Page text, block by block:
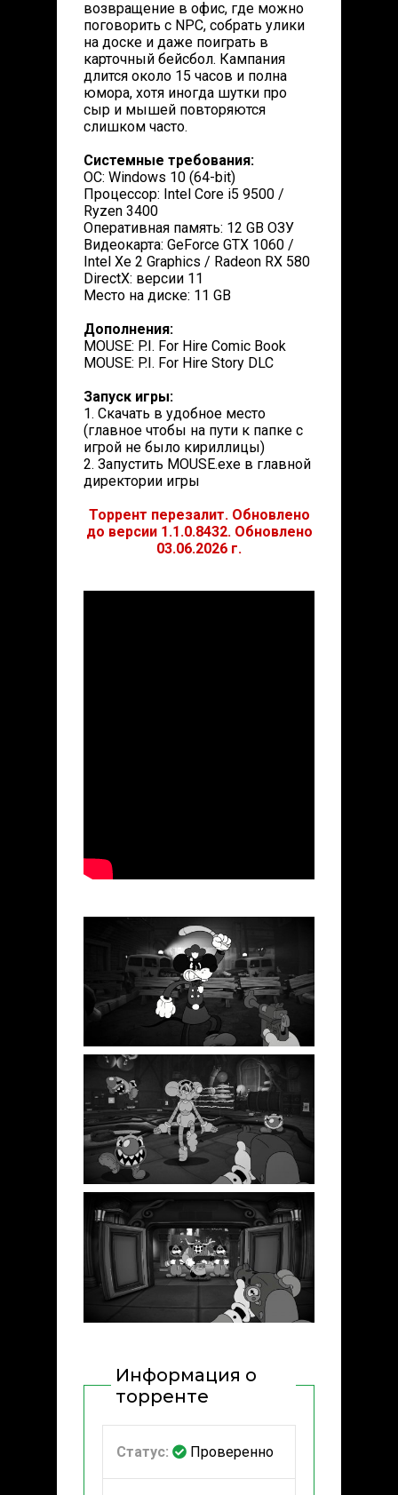
возвращение в офис, где можно
поговорить с NPC, собрать улики
на доске и даже поиграть в
карточный бейсбол. Кампания
длится около 15 часов и полна
юмора, хотя иногда шутки про
сыр и мышей повторяются
слишком часто.
Системные требования:
ОС: Windows 10 (64-bit)
Процессор: Intel Core i5 9500 /
Ryzen 3400
Оперативная память: 12 GB ОЗУ
Видеокарта: GeForce GTX 1060 /
Intel Xe 2 Graphics / Radeon RX 580
DirectX: версии 11
Место на диске: 11 GB
Дополнения:
MOUSE: P.I. For Hire Comic Book
MOUSE: P.I. For Hire Story DLC
Запуск игры:
1. Скачать в удобное место
(главное чтобы на пути к папке с
игрой не было кириллицы)
2. Запустить MOUSE.exe в главной
директории игры
Торрент перезалит. Обновлено
до версии 1.1.0.8432. Обновлено
03.06.2026 г.
Информация о
торренте
Статус: Проверенно